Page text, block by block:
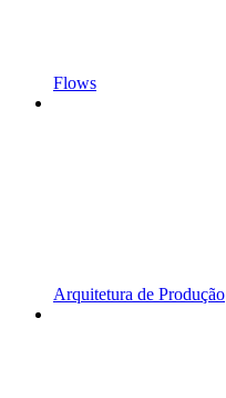
Flows
Arquitetura de Produção